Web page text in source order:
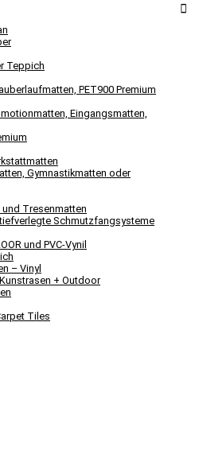
Teppich
PET900 Premium
Eingangsmatten,
Gymnastikmatten oder
Tresenmatten
Schmutzfangsysteme
und PVC-Vynil
– Vinyl
+ Outdoor
Tiles